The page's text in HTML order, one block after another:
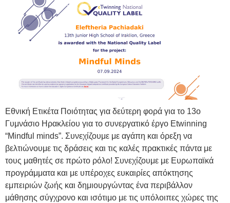
Εθνική Ετικέτα Ποιότητας για δεύτερη φορά για το 13ο
Γυμνάσιο Ηρακλείου για το συνεργατικό έργο Etwinning
“Mindful minds”. Συνεχίζουμε με αγάπη και όρεξη να
βελτιώνουμε τις δράσεις και τις καλές πρακτικές πάντα με
τους μαθητές σε πρώτο ρόλο! Συνεχίζουμε με Ευρωπαϊκά
προγράμματα και με υπέροχες ευκαιρίες απόκτησης
εμπειριών ζωής και δημιουργώντας ένα περιβάλλον
μάθησης σύγχρονο και ισότιμο με τις υπόλοιπες χώρες της